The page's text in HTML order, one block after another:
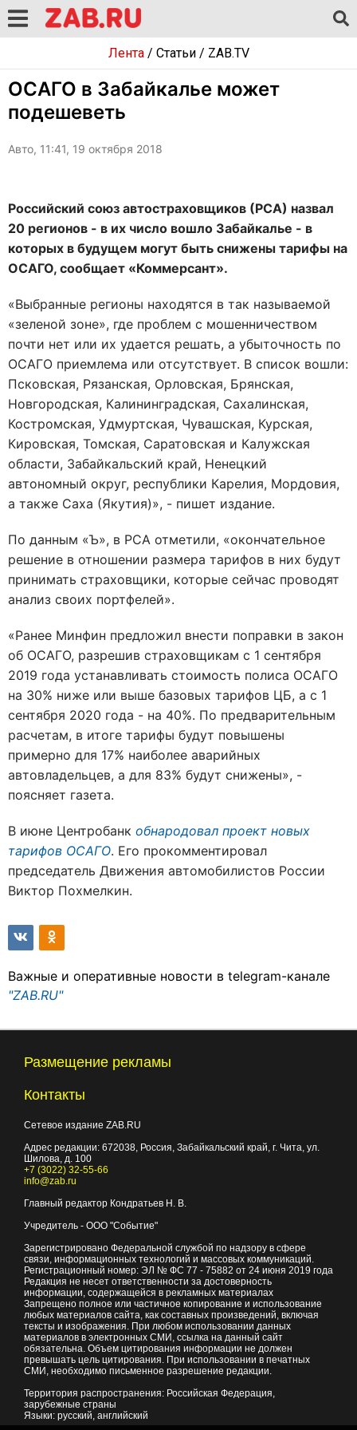
Лента/ Статьи/ ZAB.TV
ОСАГО в Забайкалье может
подешеветь
Авто, 11:41, 19 октября 2018
Российский союз автостраховщиков (РСА) назвал
20 регионов - в их число вошло Забайкалье - в
которых в будущем могут быть снижены тарифы на
ОСАГО, сообщает «Коммерсант».
«Выбранные регионы находятся в так называемой
«зеленой зоне», где проблем с мошенничеством
почти нет или их удается решать, а убыточность по
ОСАГО приемлема или отсутствует. В список вошли:
Псковская, Рязанская, Орловская, Брянская,
Новгородская, Калининградская, Сахалинская,
Костромская, Удмуртская, Чувашская, Курская,
Кировская, Томская, Саратовская и Калужская
области, Забайкальский край, Ненецкий
автономный округ, республики Карелия, Мордовия,
а также Саха (Якутия)», - пишет издание.
По данным «Ъ», в РСА отметили, «окончательное
решение в отношении размера тарифов в них будут
принимать страховщики, которые сейчас проводят
анализ своих портфелей».
«Ранее Минфин предложил внести поправки в закон
об ОСАГО, разрешив страховщикам с 1 сентября
2019 года устанавливать стоимость полиса ОСАГО
на 30% ниже или выше базовых тарифов ЦБ, а с 1
сентября 2020 года - на 40%. По предварительным
расчетам, в итоге тарифы будут повышены
примерно для 17% наиболее аварийных
автовладельцев, а для 83% будут снижены», -
поясняет газета.
В июне Центробанк обнародовал проект новых
тарифов ОСАГО. Его прокомментировал
председатель Движения автомобилистов России
Виктор Похмелкин.
Важные и оперативные новости в telegram-канале
"ZAB.RU"
Размещение рекламы
Контакты
Сетевое издание ZAB.RU
Адрес редакции: 672038, Россия, Забайкальский край, г. Чита, ул.
Шилова, д. 100
+7 (3022) 32-55-66
info@zab.ru
Главный редактор Кондратьев Н. В.
Учредитель - ООО "Событие"
Зарегистрировано Федеральной службой по надзору в сфере
связи, информационных технологий и массовых коммуникаций.
Регистрационный номер: ЭЛ № ФС 77 - 75882 от 24 июня 2019 года
Редакция не несет ответственности за достоверность
информации, содержащейся в рекламных материалах
Запрещено полное или частичное копирование и использование
любых материалов сайта, как составных произведений, включая
тексты и изображения. При любом использовании данных
материалов в электронных СМИ, ссылка на данный сайт
обязательна. Объем цитирования информации не должен
превышать цель цитирования. При использовании в печатных
СМИ, необходимо письменное разрешение редакции.
Территория распространения: Российская Федерация,
зарубежные страны
Языки: русский, английский